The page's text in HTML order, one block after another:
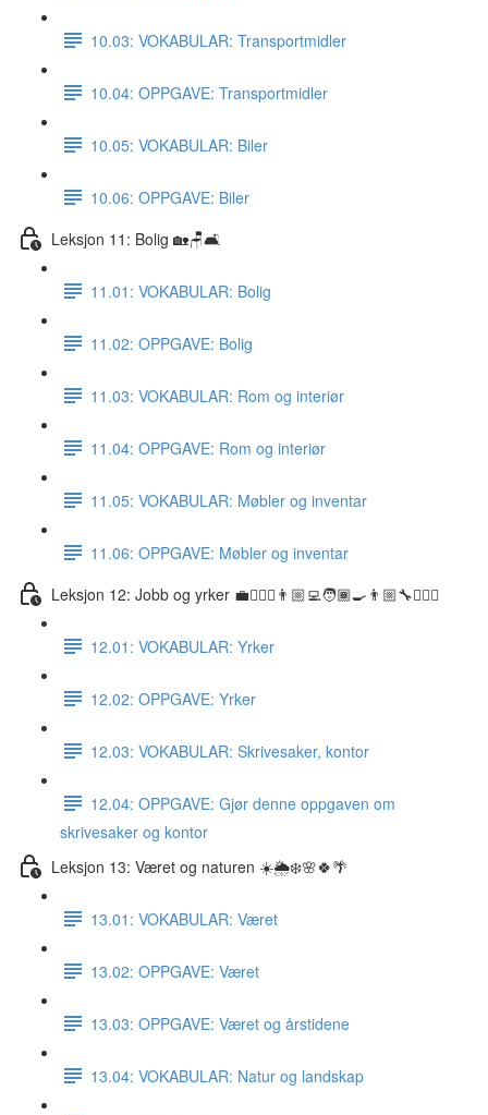
10.03: VOKABULAR: Transportmidler
10.04: OPPGAVE: Transportmidler
10.05: VOKABULAR: Biler
10.06: OPPGAVE: Biler
Leksjon 11: Bolig 🏡🪑🛋
11.01: VOKABULAR: Bolig
11.02: OPPGAVE: Bolig
11.03: VOKABULAR: Rom og interiør
11.04: OPPGAVE: Rom og interiør
11.05: VOKABULAR: Møbler og inventar
11.06: OPPGAVE: Møbler og inventar
Leksjon 12: Jobb og yrker 💼👷🏼‍♀️👨🏼‍💻🧑🏾‍🍳👨🏼‍🔧👩🏽‍⚕️
12.01: VOKABULAR: Yrker
12.02: OPPGAVE: Yrker
12.03: VOKABULAR: Skrivesaker, kontor
12.04: OPPGAVE: Gjør denne oppgaven om
skrivesaker og kontor
Leksjon 13: Været og naturen ☀️🌦❄️🌸🍀🌴
13.01: VOKABULAR: Været
13.02: OPPGAVE: Været
13.03: OPPGAVE: Været og årstidene
13.04: VOKABULAR: Natur og landskap